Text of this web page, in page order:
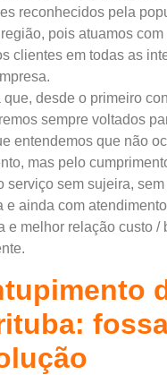
reconhecidos pela
pois atuamos com
clientes em todas as
que, desde o primeiro
sempre voltados
entendemos que não
mas pelo
serviço sem sujeira,
e ainda com
e melhor relação custo /